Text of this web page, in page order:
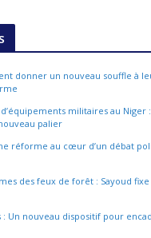
donner un nouveau souffle à
militaires au Niger
palier
réforme au cœur d’un débat
des feux de forêt : Sayoud
Un nouveau dispositif pour